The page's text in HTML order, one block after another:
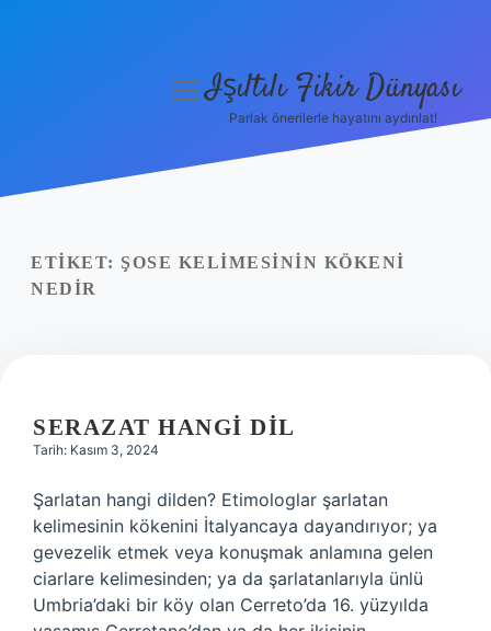
Yasal Uyarı
menüyüIşıltılı Fikir Dünyası
Parlak önerilerle hayatını aydınlat!
ETIKET: ŞOSE KELIMESININ KÖKENI
NEDIR
SERAZAT HANGI DIL
Tarih: Kasım 3, 2024
Şarlatan hangi dilden? Etimologlar şarlatan
kelimesinin kökenini İtalyancaya dayandırıyor; ya
gevezelik etmek veya konuşmak anlamına gelen
ciarlare kelimesinden; ya da şarlatanlarıyla ünlü
Umbria’daki bir köy olan Cerreto’da 16. yüzyılda